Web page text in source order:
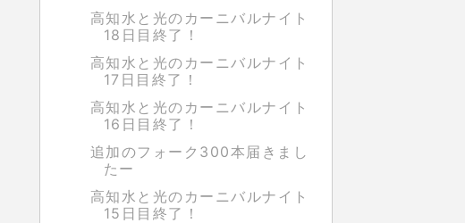
高知水と光のカーニバルナイト
18日目終了！
高知水と光のカーニバルナイト
17日目終了！
高知水と光のカーニバルナイト
16日目終了！
追加のフォーク300本届きまし
たー
高知水と光のカーニバルナイト
15日目終了！